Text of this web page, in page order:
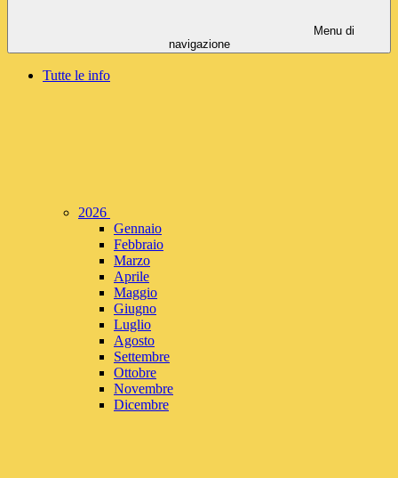
Menu di
navigazione
Tutte le info
2026
Gennaio
Febbraio
Marzo
Aprile
Maggio
Giugno
Luglio
Agosto
Settembre
Ottobre
Novembre
Dicembre